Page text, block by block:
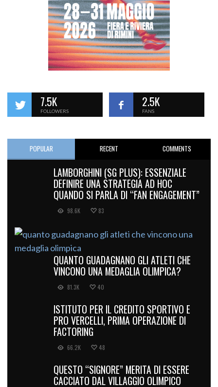
7.5K
FOLLOWERS
2.5K
FANS
POPULAR RECENT COMMENTS
LAMBORGHINI (SG PLUS): ESSENZIALE
DEFINIRE UNA STRATEGIA AD HOC
QUANDO SI PARLA DI “FAN ENGAGEMENT”
98.6K 83
QUANTO GUADAGNANO GLI ATLETI CHE
VINCONO UNA MEDAGLIA OLIMPICA?
81.3K 40
ISTITUTO PER IL CREDITO SPORTIVO E
PRO VERCELLI, PRIMA OPERAZIONE DI
FACTORING
66.2K 48
QUESTO “SIGNORE” MERITA DI ESSERE
CACCIATO DAL VILLAGGIO OLIMPICO